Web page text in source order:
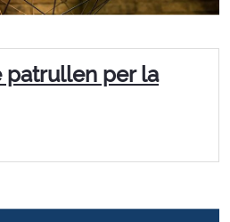
patrullen per la